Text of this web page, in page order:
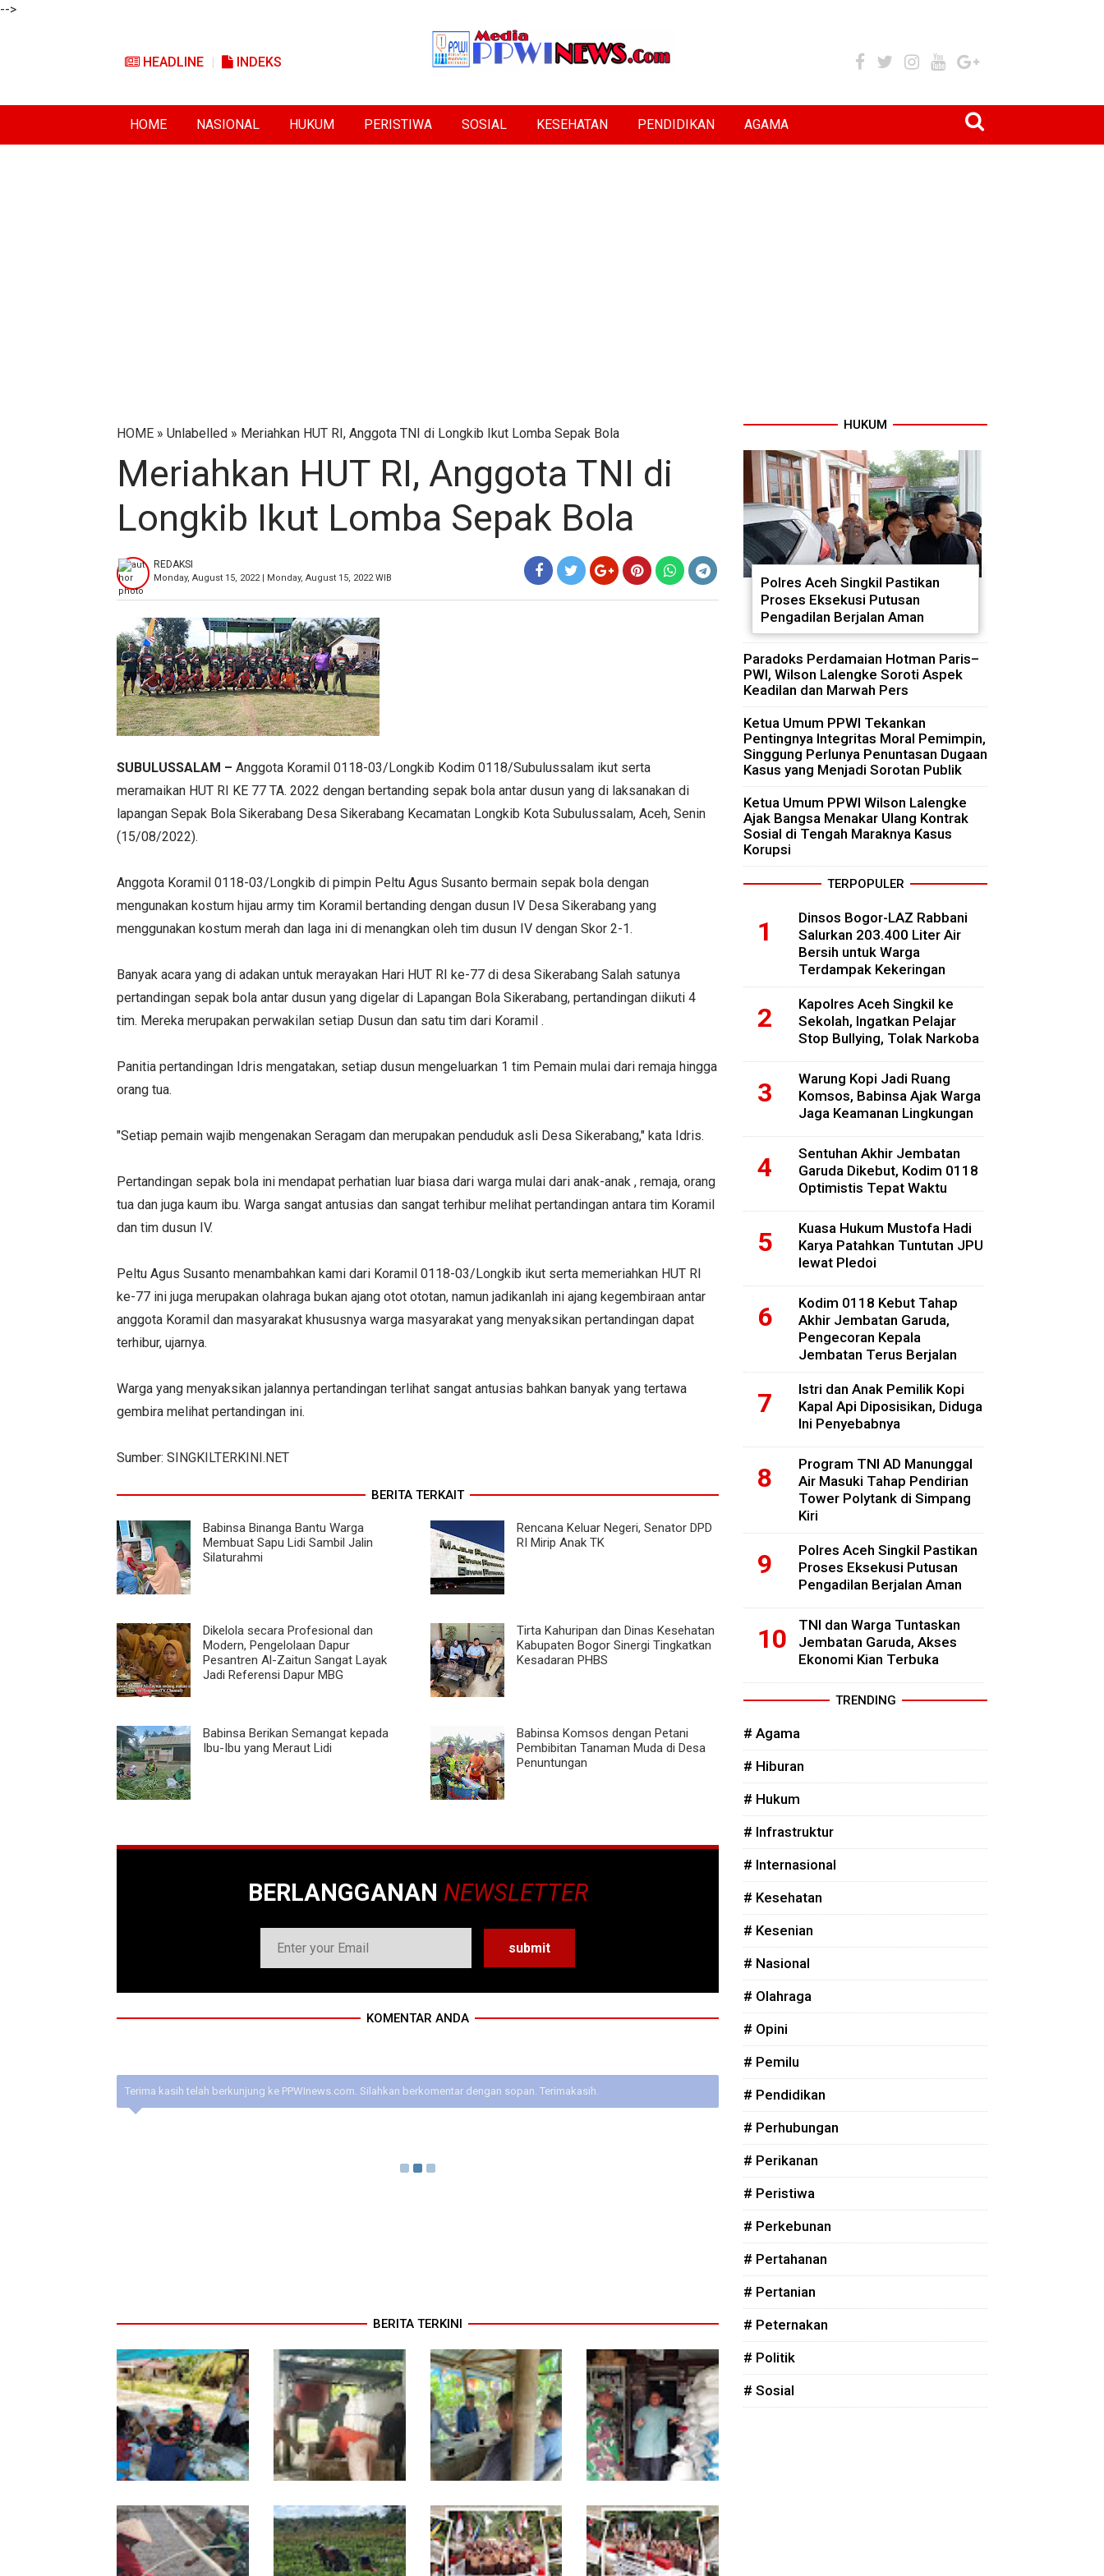
-->
HEADLINE INDEKS
HOME NASIONAL HUKUM PERISTIWA SOSIAL KESEHATAN PENDIDIKAN AGAMA
HOME » Unlabelled » Meriahkan HUT RI, Anggota TNI di Longkib Ikut Lomba Sepak Bola
Meriahkan HUT RI, Anggota TNI di
Longkib Ikut Lomba Sepak Bola
REDAKSI
Monday, August 15, 2022 | Monday, August 15, 2022 WIB
SUBULUSSALAM – Anggota Koramil 0118-03/Longkib Kodim 0118/Subulussalam ikut serta
meramaikan HUT RI KE 77 TA. 2022 dengan bertanding sepak bola antar dusun yang di laksanakan di
lapangan Sepak Bola Sikerabang Desa Sikerabang Kecamatan Longkib Kota Subulussalam, Aceh, Senin
(15/08/2022).
Anggota Koramil 0118-03/Longkib di pimpin Peltu Agus Susanto bermain sepak bola dengan
mengunakan kostum hijau army tim Koramil bertanding dengan dusun IV Desa Sikerabang yang
menggunakan kostum merah dan laga ini di menangkan oleh tim dusun IV dengan Skor 2-1.
Banyak acara yang di adakan untuk merayakan Hari HUT RI ke-77 di desa Sikerabang Salah satunya
pertandingan sepak bola antar dusun yang digelar di Lapangan Bola Sikerabang, pertandingan diikuti 4
tim. Mereka merupakan perwakilan setiap Dusun dan satu tim dari Koramil .
Panitia pertandingan Idris mengatakan, setiap dusun mengeluarkan 1 tim Pemain mulai dari remaja hingga
orang tua.
"Setiap pemain wajib mengenakan Seragam dan merupakan penduduk asli Desa Sikerabang," kata Idris.
Pertandingan sepak bola ini mendapat perhatian luar biasa dari warga mulai dari anak-anak , remaja, orang
tua dan juga kaum ibu. Warga sangat antusias dan sangat terhibur melihat pertandingan antara tim Koramil
dan tim dusun IV.
Peltu Agus Susanto menambahkan kami dari Koramil 0118-03/Longkib ikut serta memeriahkan HUT RI
ke-77 ini juga merupakan olahraga bukan ajang otot ototan, namun jadikanlah ini ajang kegembiraan antar
anggota Koramil dan masyarakat khususnya warga masyarakat yang menyaksikan pertandingan dapat
terhibur, ujarnya.
Warga yang menyaksikan jalannya pertandingan terlihat sangat antusias bahkan banyak yang tertawa
gembira melihat pertandingan ini.
Sumber: SINGKILTERKINI.NET
BERITA TERKAIT
Babinsa Binanga Bantu Warga
Membuat Sapu Lidi Sambil Jalin
Silaturahmi
Rencana Keluar Negeri, Senator DPD
RI Mirip Anak TK
Dikelola secara Profesional dan
Modern, Pengelolaan Dapur
Pesantren Al-Zaitun Sangat Layak
Jadi Referensi Dapur MBG
Tirta Kahuripan dan Dinas Kesehatan
Kabupaten Bogor Sinergi Tingkatkan
Kesadaran PHBS
Babinsa Berikan Semangat kepada
Ibu-Ibu yang Meraut Lidi
Babinsa Komsos dengan Petani
Pembibitan Tanaman Muda di Desa
Penuntungan
BERLANGGANAN NEWSLETTER
KOMENTAR ANDA
Terima kasih telah berkunjung ke PPWInews.com. Silahkan berkomentar dengan sopan. Terimakasih.
BERITA TERKINI
Dari Pasar Mingguan,
Babinsa Pantau
Sembako dan Jaga
Kondusivitas Wilayah
Babinsa Ajak Warga
Bergerak, Penampungan
Air Masjid Al Hikmah
Dibersihkan
Jelang Seleksi Komcad,
Plh. Pasiter Kodim
0118/Subulussalam
Bekali Pemuda dengan
Motivasi
Komsos dengan
Pedagang, Babinsa
Rundeng Cek
Ketersediaan Pupuk
bagi Petani
HUKUM
Polres Aceh Singkil Pastikan
Proses Eksekusi Putusan
Pengadilan Berjalan Aman
Paradoks Perdamaian Hotman Paris–
PWI, Wilson Lalengke Soroti Aspek
Keadilan dan Marwah Pers
Ketua Umum PPWI Tekankan
Pentingnya Integritas Moral Pemimpin,
Singgung Perlunya Penuntasan Dugaan
Kasus yang Menjadi Sorotan Publik
Ketua Umum PPWI Wilson Lalengke
Ajak Bangsa Menakar Ulang Kontrak
Sosial di Tengah Maraknya Kasus
Korupsi
TERPOPULER
Dinsos Bogor-LAZ Rabbani
Salurkan 203.400 Liter Air
Bersih untuk Warga
Terdampak Kekeringan
Kapolres Aceh Singkil ke
Sekolah, Ingatkan Pelajar
Stop Bullying, Tolak Narkoba
Warung Kopi Jadi Ruang
Komsos, Babinsa Ajak Warga
Jaga Keamanan Lingkungan
Sentuhan Akhir Jembatan
Garuda Dikebut, Kodim 0118
Optimistis Tepat Waktu
Kuasa Hukum Mustofa Hadi
Karya Patahkan Tuntutan JPU
lewat Pledoi
Kodim 0118 Kebut Tahap
Akhir Jembatan Garuda,
Pengecoran Kepala
Jembatan Terus Berjalan
Istri dan Anak Pemilik Kopi
Kapal Api Diposisikan, Diduga
Ini Penyebabnya
Program TNI AD Manunggal
Air Masuki Tahap Pendirian
Tower Polytank di Simpang
Kiri
Polres Aceh Singkil Pastikan
Proses Eksekusi Putusan
Pengadilan Berjalan Aman
TNI dan Warga Tuntaskan
Jembatan Garuda, Akses
Ekonomi Kian Terbuka
TRENDING
# Agama
# Hiburan
# Hukum
# Infrastruktur
# Internasional
# Kesehatan
# Kesenian
# Nasional
# Olahraga
# Opini
# Pemilu
# Pendidikan
# Perhubungan
# Perikanan
# Peristiwa
# Perkebunan
# Pertahanan
# Pertanian
# Peternakan
# Politik
# Sosial